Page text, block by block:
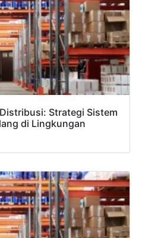
Strategi Sistem
di Lingkungan